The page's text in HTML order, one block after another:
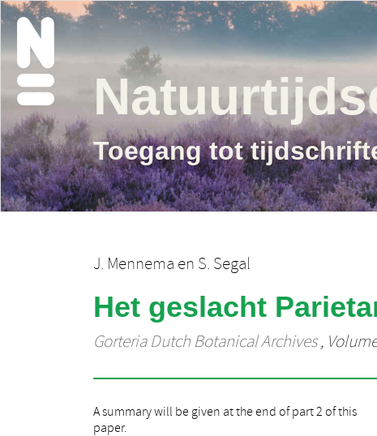
Toegang tot
J. Mennema en S. Segal
Het geslacht
Gorteria Dutch Botanical Archives,
A summary will be given at the end of part 2 of this
paper.